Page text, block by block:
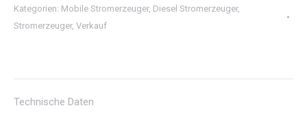
TPGR670IV5
Kategorien: Mobile Stromerzeuger, Diesel Stromerzeuger,
Stromerzeuger, Verkauf
Technische Daten